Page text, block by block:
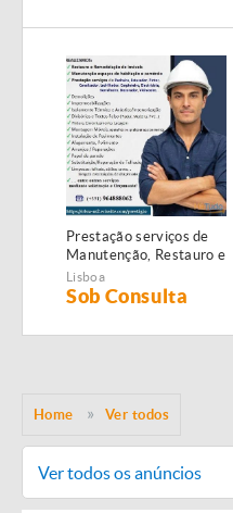
Prestação serviços de
Manutenção, Restauro e
Remodelação de
imóveis!
Lisboa
Sob Consulta
Home Ver todos
Ver todos os anúncios